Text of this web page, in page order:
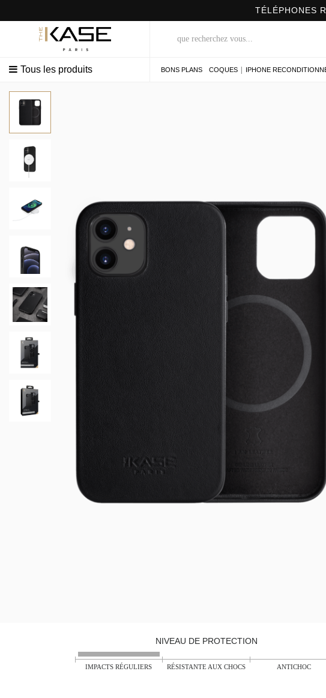
Tous les produits BONS PLANS COQUES IPHONE
NIVEAU DE PROTECTION
IMPACTS RÉGULIERS RÉSISTANTE AUX CHOCS ANTICHOC